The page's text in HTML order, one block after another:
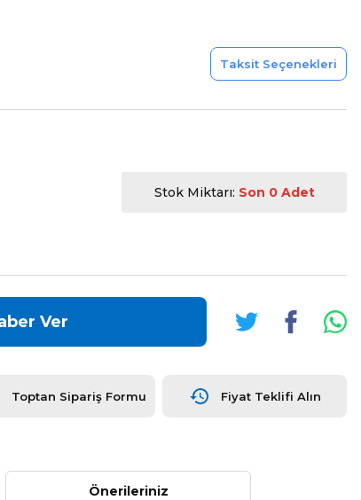
Taksit Seçenekleri
Stok Miktarı: Son 0 Adet
Ver
Toptan Sipariş Formu Fiyat Teklifi Alın
Önerileriniz